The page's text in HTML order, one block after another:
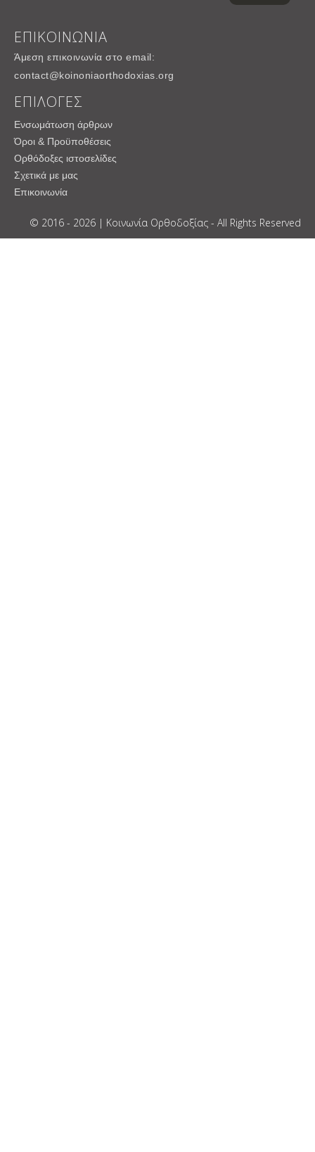
ΕΠΙΚΟΙΝΩΝΙΑ
Άμεση επικοινωνία στο email:
contact@koinoniaorthodoxias.org
ΕΠΙΛΟΓΕΣ
Ενσωμάτωση άρθρων
Όροι & Προϋποθέσεις
Ορθόδοξες ιστοσελίδες
Σχετικά με μας
Επικοινωνία
© 2016 - 2026 | Κοινωνία Ορθοδοξίας - All Rights Reserved